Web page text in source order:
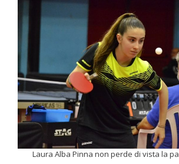
Laura Alba Pinna non perde di vista la